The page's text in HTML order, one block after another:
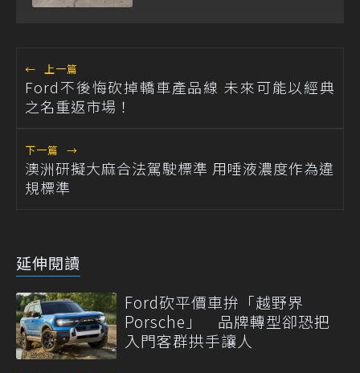
← 上一篇
Ford不後悔砍掉轎車產品線 未來可能以經典
之名重返市場！
下一篇 →
澳洲研擬大麻合法駕駛標準 用唾液濃度作為違
規標準
延伸閱讀
Ford砍平價車拚「越野界
Porsche」 品牌轉型卻恐把
入門客群拱手讓人